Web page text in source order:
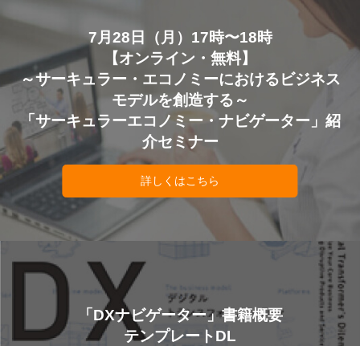
7月28日（月）17時〜18時
【オンライン・無料】
～サーキュラー・エコノミーにおけるビジネス
モデルを創造する～
「サーキュラーエコノミー・ナビゲーター」紹
介セミナー
詳しくはこちら
「DXナビゲーター」書籍概要
テンプレートDL